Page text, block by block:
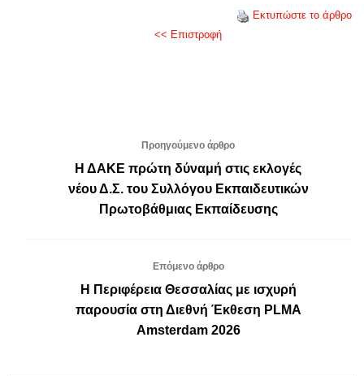
Εκτυπώστε το άρθρο
<< Επιστροφή
Προηγούμενο άρθρο
Η ΔΑΚΕ πρώτη δύναμή στις εκλογές
νέου Δ.Σ. του Συλλόγου Εκπαιδευτικών
Πρωτοβάθμιας Εκπαίδευσης
Επόμενο άρθρο
Η Περιφέρεια Θεσσαλίας με ισχυρή
παρουσία στη Διεθνή Έκθεση PLMA
Amsterdam 2026